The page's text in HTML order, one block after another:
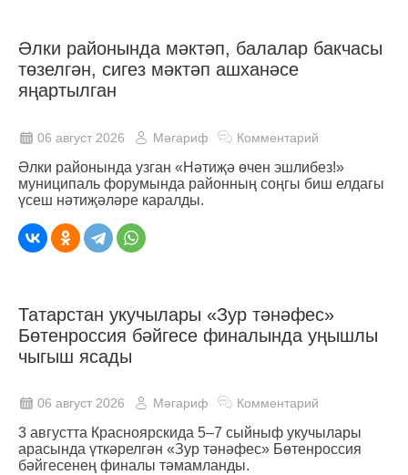
Әлки районында мәктәп, балалар бакчасы
төзелгән, сигез мәктәп ашханәсе
яңартылган
06 август 2026 Мәгариф Комментарий
Әлки районында узган «Нәтиҗә өчен эшлибез!»
муниципаль форумында районның соңгы биш елдагы
үсеш нәтиҗәләре каралды.
Татарстан укучылары «Зур тәнәфес»
Бөтенроссия бәйгесе финалында уңышлы
чыгыш ясады
06 август 2026 Мәгариф Комментарий
3 августта Красноярскида 5–7 сыйныф укучылары
арасында үткәрелгән «Зур тәнәфес» Бөтенроссия
бәйгесенең финалы тәмамланды.